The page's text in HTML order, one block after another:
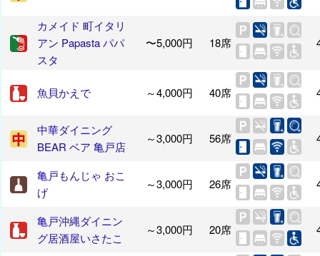
カメイド 町イタリ
アン Papasta パパ
スタ
〜5,000円 18席
魚貝かえで ～4,000円 40席
中華ダイニング
BEAR ベア 亀戸店
～3,000円 56席
亀戸もんじゃ おこ
げ
～3,000円 26席
亀戸沖縄ダイニン
グ居酒屋いさたこ
～3,000円 20席